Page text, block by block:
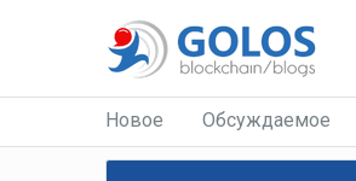
Новое Обсуждаемое